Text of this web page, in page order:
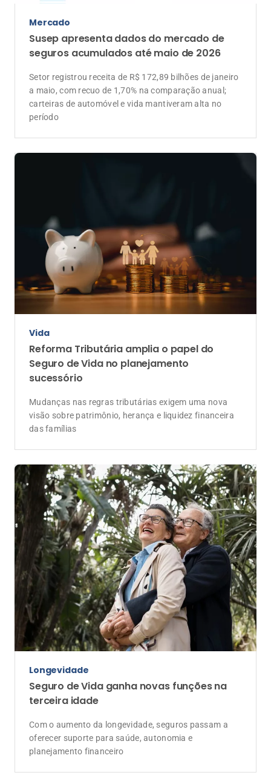
Mercado
Susep apresenta dados do mercado de
seguros acumulados até maio de 2026
Setor registrou receita de R$ 172,89 bilhões de janeiro
a maio, com recuo de 1,70% na comparação anual;
carteiras de automóvel e vida mantiveram alta no
período
Vida
Reforma Tributária amplia o papel do
Seguro de Vida no planejamento
sucessório
Mudanças nas regras tributárias exigem uma nova
visão sobre patrimônio, herança e liquidez financeira
das famílias
Longevidade
Seguro de Vida ganha novas funções na
terceira idade
Com o aumento da longevidade, seguros passam a
oferecer suporte para saúde, autonomia e
planejamento financeiro